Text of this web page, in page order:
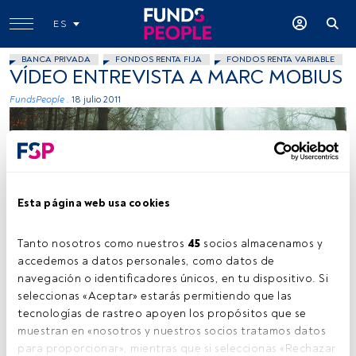
Esta página web usa cookies
Tanto nosotros como nuestros 45 socios almacenamos y
accedemos a datos personales, como datos de
navegación o identificadores únicos, en tu dispositivo. Si
seleccionas «Aceptar» estarás permitiendo que las
tecnologías de rastreo apoyen los propósitos que se
muestran en «nosotros y nuestros socios tratamos datos
para proporcionar», mientras que si seleccionas «Rechazar
ES
BANCA PRIVADA FONDOS RENTA FIJA FONDOS RENTA VARIABLE
VÍDEO ENTREVISTA A MARC MOBIUS
FundsPeople . 18 julio 2011
Tiempo lectura: 2 s.
ntrevista realizada por Linda Yueh en el FundForum